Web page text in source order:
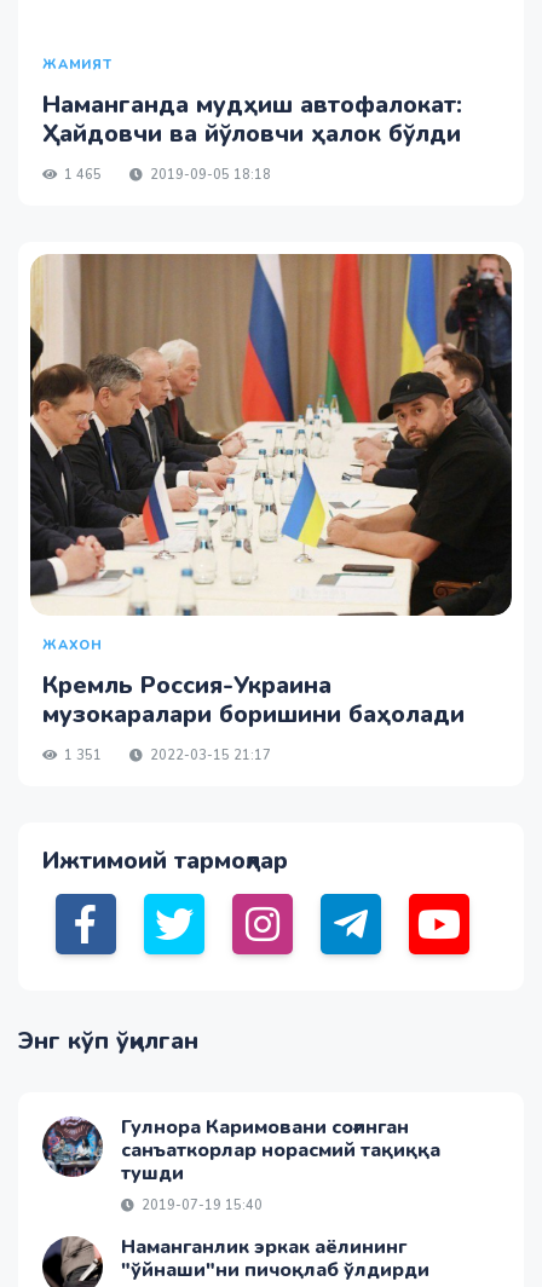
ЖАМИЯТ
Наманганда мудҳиш автофалокат:
Ҳайдовчи ва йўловчи ҳалок бўлди
1 465 2019-09-05 18:18
ЖАХОН
Кремль Россия-Украина
музокаралари боришини баҳолади
1 351 2022-03-15 21:17
Ижтимоий тармоқлар
Энг кўп ўқилган
Гулнора Каримовани соғинган
санъаткорлар норасмий тақиққа
тушди
2019-07-19 15:40
Наманганлик эркак аёлининг
"ўйнаши"ни пичоқлаб ўлдирди